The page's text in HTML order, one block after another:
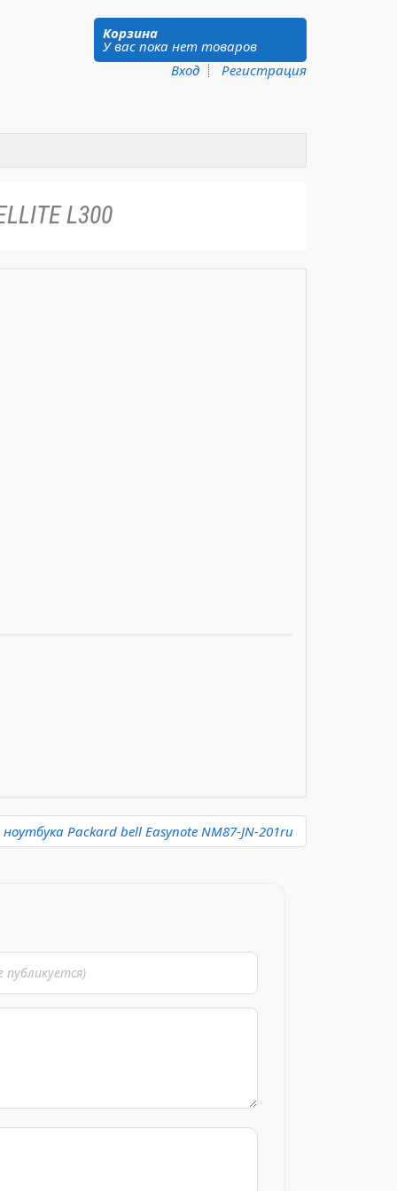
Корзина
У вас пока нет товаров
Вход Регистрация
L300
Packard bell Easynote NM87-JN-201ru